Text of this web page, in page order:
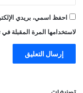
احفظ اسمي، بريدي
لاستخدامها المرة المقبلة في